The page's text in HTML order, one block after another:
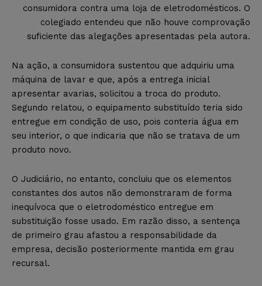
consumidora contra uma loja de eletrodomésticos. O
colegiado entendeu que não houve comprovação
suficiente das alegações apresentadas pela autora.
Na ação, a consumidora sustentou que adquiriu uma
máquina de lavar e que, após a entrega inicial
apresentar avarias, solicitou a troca do produto.
Segundo relatou, o equipamento substituído teria sido
entregue em condição de uso, pois conteria água em
seu interior, o que indicaria que não se tratava de um
produto novo.
O Judiciário, no entanto, concluiu que os elementos
constantes dos autos não demonstraram de forma
inequívoca que o eletrodoméstico entregue em
substituição fosse usado. Em razão disso, a sentença
de primeiro grau afastou a responsabilidade da
empresa, decisão posteriormente mantida em grau
recursal.